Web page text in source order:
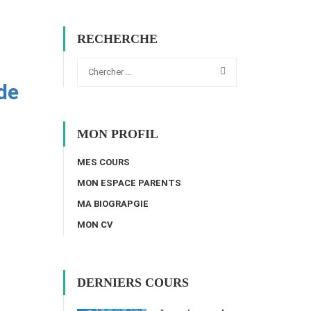
RECHERCHE
MON PROFIL
MES COURS
MON ESPACE PARENTS
MA BIOGRAPGIE
MON CV
DERNIERS COURS